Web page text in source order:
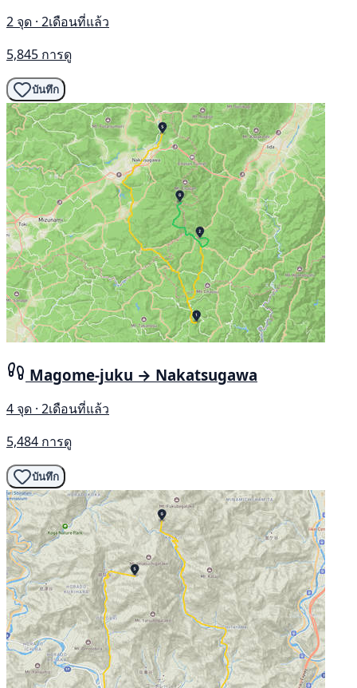
2 จุด · 2เดือนที่แล้ว
5,845 การดู
บันทึก
Magome-juku → Nakatsugawa
4 จุด · 2เดือนที่แล้ว
5,484 การดู
บันทึก